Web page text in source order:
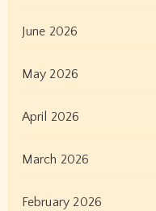
June 2026
May 2026
April 2026
March 2026
February 2026